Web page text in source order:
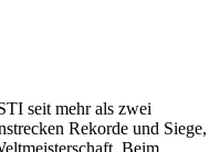
seit mehr als zwei
Rekorde und Siege,
Beim